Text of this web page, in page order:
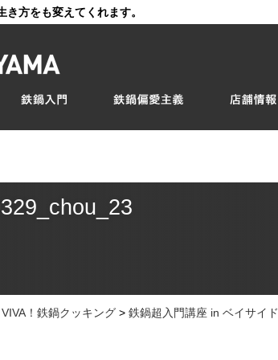
方をも変えてくれます。
VIVA！鉄鍋クッキング > 鉄鍋超入門講座 in ベイサイド